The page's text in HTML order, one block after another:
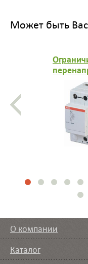
Может быть
О компании
Каталог